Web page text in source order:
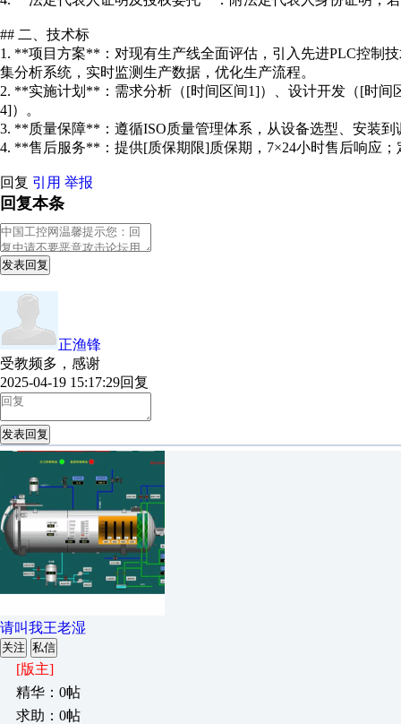
## 二、技术标
1. **项目方案**：对现有生产线全面评估，引入先进PLC控制
集分析系统，实时监测生产数据，优化生产流程。
2. **实施计划**：需求分析（[时间区间1]）、设计开发（[时
4]）。
3. **质量保障**：遵循ISO质量管理体系，从设备选型、安装
4. **售后服务**：提供[质保期限]质保期，7×24小时售后响应
回复 引用 举报
回复本条
发表回复
正渔锋
受教频多，感谢
2025-04-19 15:17:29回复
发表回复
请叫我王老湿
关注 私信
[版主]
精华：0帖
求助：0帖